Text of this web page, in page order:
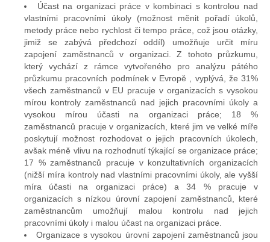
Účast na organizaci práce v kombinaci s kontrolou nad
vlastními pracovními úkoly (možnost měnit pořadí úkolů,
metody práce nebo rychlost či tempo práce, což jsou otázky,
jimiž se zabývá předchozí oddíl) umožňuje určit míru
zapojení zaměstnanců v organizaci. Z tohoto průzkumu,
který vychází z rámce vytvořeného pro analýzu pátého
průzkumu pracovních podmínek v Evropě , vyplývá, že 31%
všech zaměstnanců v EU pracuje v organizacích s vysokou
mírou kontroly zaměstnanců nad jejich pracovními úkoly a
vysokou mírou účasti na organizaci práce; 18 %
zaměstnanců pracuje v organizacích, které jim ve velké míře
poskytují možnost rozhodovat o jejich pracovních úkolech,
avšak méně vlivu na rozhodnutí týkající se organizace práce;
17 % zaměstnanců pracuje v konzultativních organizacích
(nižší míra kontroly nad vlastními pracovními úkoly, ale vyšší
míra účasti na organizaci práce) a 34 % pracuje v
organizacích s nízkou úrovní zapojení zaměstnanců, které
zaměstnancům umožňují malou kontrolu nad jejich
pracovními úkoly i malou účast na organizaci práce.
Organizace s vysokou úrovní zapojení zaměstnanců jsou